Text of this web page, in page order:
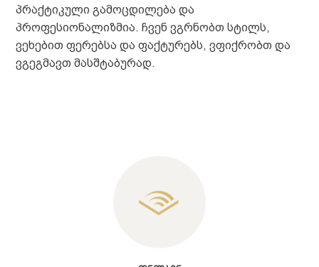
პრაქტიკული გამოცდილება და
პროფესიონალიზმია. ჩვენ ვგრნობთ სტილს,
ვეხებით ფერებსა და ფაქტურებს, ვფიქრობთ და
ვგეგმავთ მასშტაბურად.